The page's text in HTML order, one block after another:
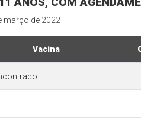
março de 2022
Vacina